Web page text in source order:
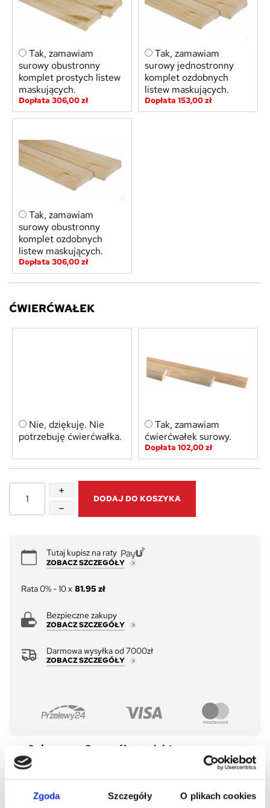
Zgoda Szczegóły O plikach cookies
Tak, zamawiam
surowy obustronny
komplet prostych listew
maskujących.
Dopłata 306,00 zł
Tak, zamawiam
surowy jednostronny
komplet ozdobnych
listew maskujących.
Dopłata 153,00 zł
Tak, zamawiam
surowy obustronny
komplet ozdobnych
listew maskujących.
Dopłata 306,00 zł
ĆWIERĆWAŁEK
Nie, dziękuję. Nie
potrzebuję ćwierćwałka.
Tak, zamawiam
ćwierćwałek surowy.
Dopłata 102,00 zł
DODAJ DO KOSZYKA
Tutaj kupisz na raty
ZOBACZ SZCZEGÓŁY
Rata 0% - 10 x 81.95 zł
Bezpieczne zakupy
ZOBACZ SZCZEGÓŁY
Darmowa wysyłka od 7000zł
ZOBACZ SZCZEGÓŁY
Opis Szczegóły produktu
Opinie o produkcie